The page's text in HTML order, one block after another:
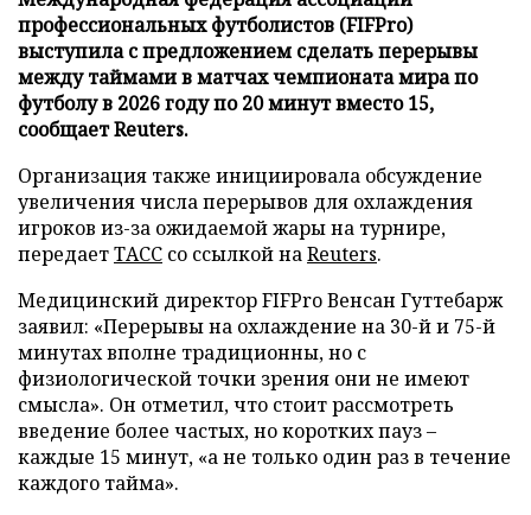
профессиональных футболистов (FIFPro)
выступила с предложением сделать перерывы
между таймами в матчах чемпионата мира по
футболу в 2026 году по 20 минут вместо 15,
сообщает Reuters.
Организация также инициировала обсуждение
увеличения числа перерывов для охлаждения
игроков из-за ожидаемой жары на турнире,
передаетТАСС со ссылкой наReuters.
Медицинский директор FIFPro Венсан Гуттебарж
заявил: «Перерывы на охлаждение на 30-й и 75-й
минутах вполне традиционны, но с
физиологической точки зрения они не имеют
смысла». Он отметил, что стоит рассмотреть
введение более частых, но коротких пауз –
каждые 15 минут, «а не только один раз в течение
каждого тайма».